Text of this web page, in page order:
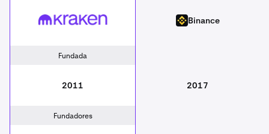
Kraken Binance
Binance
Fundada
2011 2017
Fundadores